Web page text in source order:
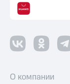
О компании